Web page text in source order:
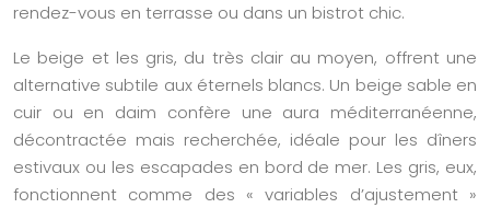
rendez-vous en terrasse ou dans un bistrot chic.
Le beige et les gris, du très clair au moyen, offrent une
alternative subtile aux éternels blancs. Un beige sable en
cuir ou en daim confère une aura méditerranéenne,
décontractée mais recherchée, idéale pour les dîners
estivaux ou les escapades en bord de mer. Les gris, eux,
fonctionnent comme des « variables d’ajustement »